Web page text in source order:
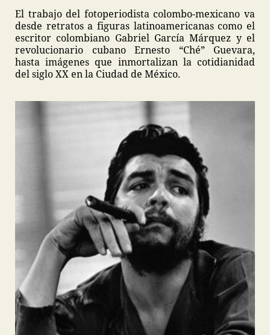
El trabajo del fotoperiodista colombo-mexicano va
desde retratos a figuras latinoamericanas como el
escritor colombiano Gabriel García Márquez y el
revolucionario cubano Ernesto “Ché” Guevara,
hasta imágenes que inmortalizan la cotidianidad
del siglo XX en la Ciudad de México.